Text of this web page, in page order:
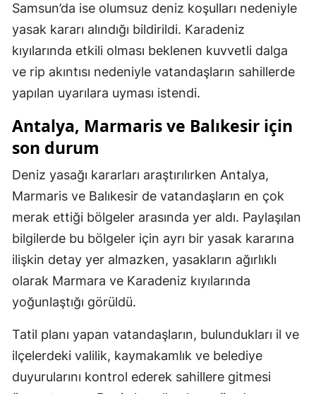
Samsun’da ise olumsuz deniz koşulları nedeniyle
yasak kararı alındığı bildirildi. Karadeniz
kıyılarında etkili olması beklenen kuvvetli dalga
ve rip akıntısı nedeniyle vatandaşların sahillerde
yapılan uyarılara uyması istendi.
Antalya, Marmaris ve Balıkesir için
son durum
Deniz yasağı kararları araştırılırken Antalya,
Marmaris ve Balıkesir de vatandaşların en çok
merak ettiği bölgeler arasında yer aldı. Paylaşılan
bilgilerde bu bölgeler için ayrı bir yasak kararına
ilişkin detay yer almazken, yasakların ağırlıklı
olarak Marmara ve Karadeniz kıyılarında
yoğunlaştığı görüldü.
Tatil planı yapan vatandaşların, bulundukları il ve
ilçelerdeki valilik, kaymakamlık ve belediye
duyurularını kontrol ederek sahillere gitmesi